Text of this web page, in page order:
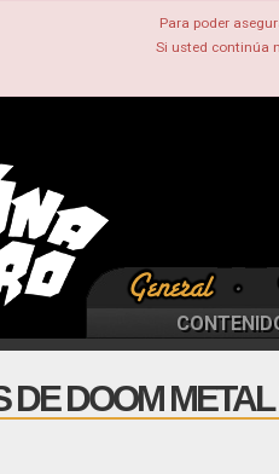
Para poder
Si usted continúa
DE DOOM